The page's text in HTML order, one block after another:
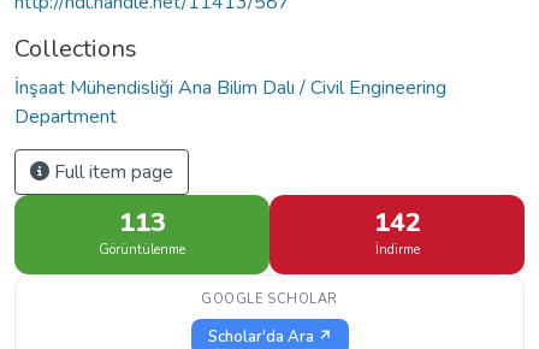
Collections
İnşaat Mühendisliği Ana Bilim Dalı / Civil Engineering
Department
Full item page
113
Görüntülenme
142
İndirme
GOOGLE SCHOLAR
Scholar'da Ara ↗